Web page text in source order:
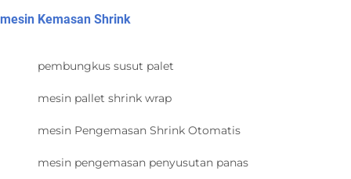
mesin Kemasan Shrink
pembungkus susut palet
mesin pallet shrink wrap
mesin Pengemasan Shrink Otomatis
mesin pengemasan penyusutan panas